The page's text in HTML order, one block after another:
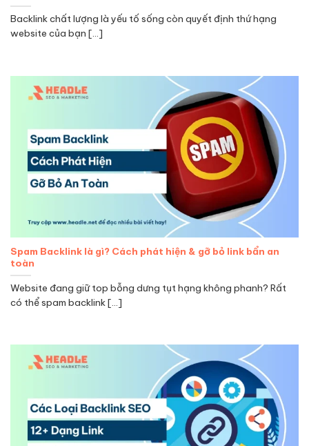
Backlink chất lượng là yếu tố sống còn quyết định thứ hạng
website của bạn [...]
Spam Backlink là gì? Cách phát hiện & gỡ bỏ link bẩn an
toàn
Website đang giữ top bỗng dưng tụt hạng không phanh? Rất
có thể spam backlink [...]